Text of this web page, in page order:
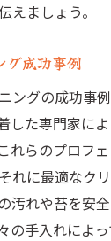
えましょう。
グ成功事例
ングの成功事
した専門家に
れらのプロフェ
れに最適なク
汚れや苔を安
の手入れによっ